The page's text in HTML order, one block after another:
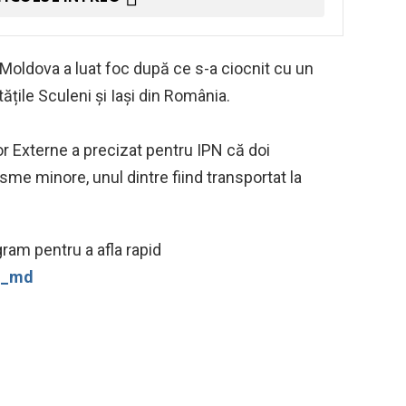
a luat foc după ce s-a ciocnit cu un
Sculeni și Iași din România.
Externe a precizat pentru IPN că doi
minore, unul dintre fiind transportat la
pentru a afla rapid